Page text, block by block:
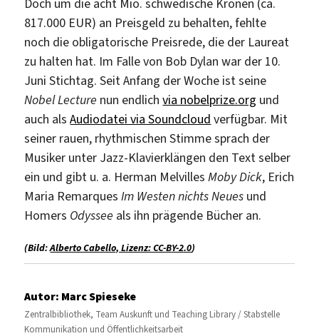
817.000 EUR) an Preisgeld zu behalten, fehlte
noch die obligatorische Preisrede, die der Laureat
zu halten hat. Im Falle von Bob Dylan war der 10.
Juni Stichtag. Seit Anfang der Woche ist seine
Nobel Lecture nun endlichvia nobelprize.org und
auch alsAudiodatei via Soundcloud verfügbar. Mit
seiner rauen, rhythmischen Stimme sprach der
Musiker unter Jazz-Klavierklängen den Text selber
ein und gibt u. a. Herman MelvillesMoby Dick, Erich
Maria RemarquesIm Westen nichts Neues und
Homers Odyssee als ihn prägende Bücher an.
(Bild:Alberto Cabello, Lizenz: CC-BY-2.0)
Autor: Marc Spieseke
Zentralbibliothek, Team Auskunft und Teaching Library / Stabstelle
Kommunikation und Öffentlichkeitsarbeit